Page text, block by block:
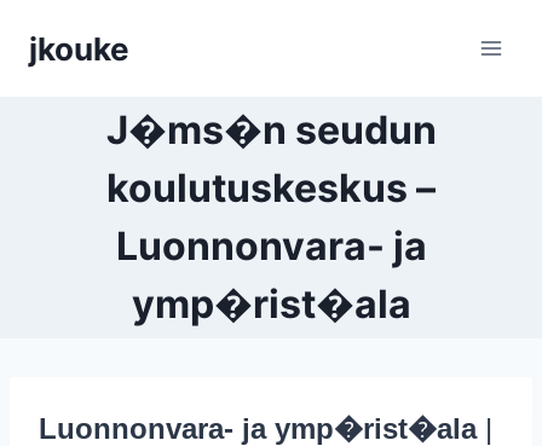
sisältöön
jkouke
J�ms�n seudun
koulutuskeskus –
Luonnonvara- ja
ymp�rist�ala
Luonnonvara- ja ymp�rist�ala |